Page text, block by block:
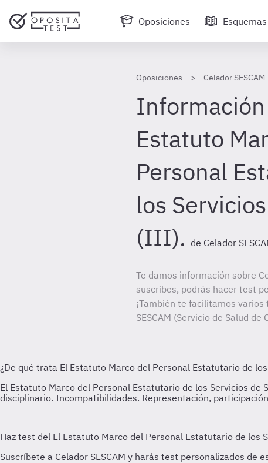
Oposiciones Esquemas
Oposiciones Celador SESCAM
Estatuto
Personal
los
(III). de Celador
Te damos información sobre
suscribes, podrás hacer test
¡También te facilitamos
SESCAM (Servicio de Salud de